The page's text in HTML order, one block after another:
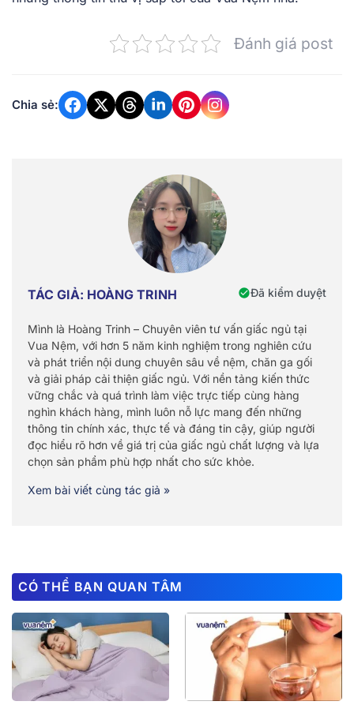
Đánh giá post
Chia sẻ:
TÁC GIẢ: HOÀNG TRINH Đã kiểm duyệt
Mình là Hoàng Trinh – Chuyên viên tư vấn giấc ngủ tại
Vua Nệm, với hơn 5 năm kinh nghiệm trong nghiên cứu
và phát triển nội dung chuyên sâu về nệm, chăn ga gối
và giải pháp cải thiện giấc ngủ. Với nền tảng kiến thức
vững chắc và quá trình làm việc trực tiếp cùng hàng
nghìn khách hàng, mình luôn nỗ lực mang đến những
thông tin chính xác, thực tế và đáng tin cậy, giúp người
đọc hiểu rõ hơn về giá trị của giấc ngủ chất lượng và lựa
chọn sản phẩm phù hợp nhất cho sức khỏe.
Xem bài viết cùng tác giả »
CÓ THỂ BẠN QUAN TÂM